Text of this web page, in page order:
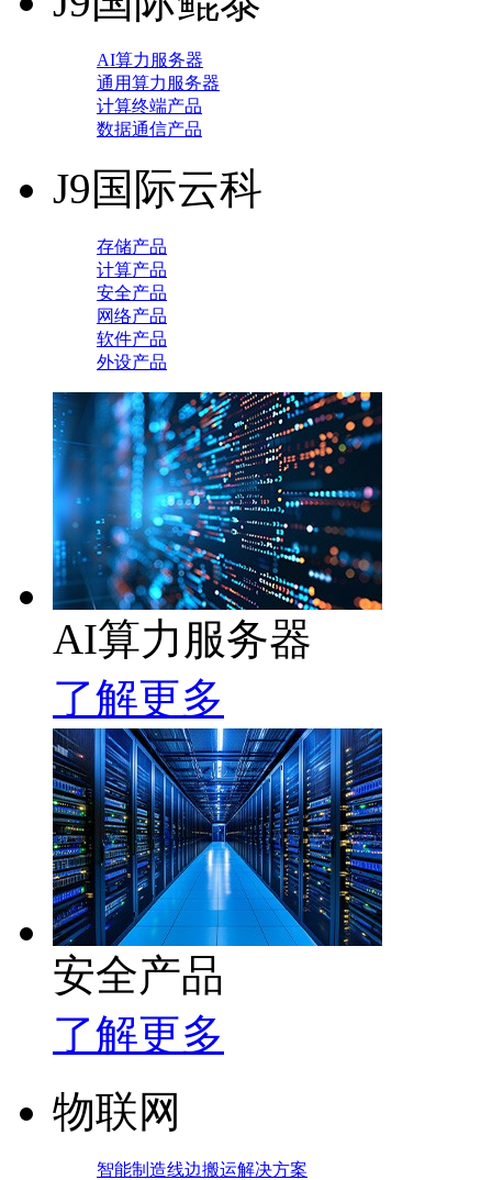
AI算力服务器
通用算力服务器
计算终端产品
数据通信产品
J9国际云科
存储产品
计算产品
安全产品
网络产品
软件产品
外设产品
AI算力服务器
了解更多
安全产品
了解更多
物联网
智能制造线边搬运解决方案